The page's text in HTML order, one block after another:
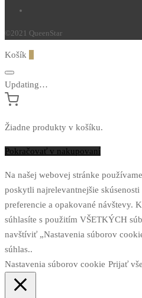
©2021 QueenStar
Košík
Updating…
Žiadne produkty v košíku.
Pokračovať v nakupovaní
Na našej webovej stránke
poskytli najrelevantnejšie skúsenosti
preferencie a opakované návštevy.
súhlasíte s použitím VŠETKÝCH
navštíviť „Nastavenia súborov
súhlas..
Nastavenia súborov cookie Prijať